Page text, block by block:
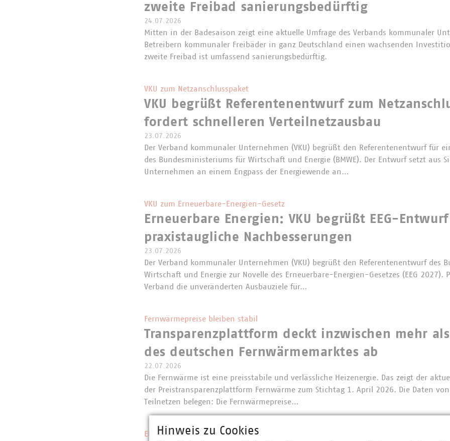
zweite Freibad sanierungsbedürftig
24.07.2026
Mitten in der Badesaison zeigt eine aktuelle Umfrage des Verbands kommunaler
Betreibern kommunaler Freibäder in ganz Deutschland einen wachsenden
zweite Freibad ist umfassend sanierungsbedürftig.
VKU zum Netzanschlusspaket
VKU begrüßt Referentenentwurf zum
fordert schnelleren Verteilnetzausbau
23.07.2026
Der Verband kommunaler Unternehmen (VKU) begrüßt den Referentenentwurf für
des Bundesministeriums für Wirtschaft und Energie (BMWE). Der Entwurf setzt aus
Unternehmen an einem Engpass der Energiewende an…
VKU zum Erneuerbare-Energien-Gesetz
Erneuerbare Energien: VKU begrüßt EEG-
praxistaugliche Nachbesserungen
23.07.2026
Der Verband kommunaler Unternehmen (VKU) begrüßt den Referentenentwurf des
Wirtschaft und Energie zur Novelle des Erneuerbare-Energien-Gesetzes (EEG 2027).
Verband die unveränderten Ausbauziele für…
Fernwärmepreise bleiben stabil
Transparenzplattform deckt inzwischen mehr
des deutschen Fernwärmemarktes ab
22.07.2026
Die Fernwärme ist eine preisstabile und verlässliche Heizenergie. Das zeigt der
der Preistransparenzplattform Fernwärme zum Stichtag 1. April 2026. Die Daten
Teilnetzen belegen: Die Fernwärmepreise…
EEG und Netzpaket
Hinweis zu Cookies